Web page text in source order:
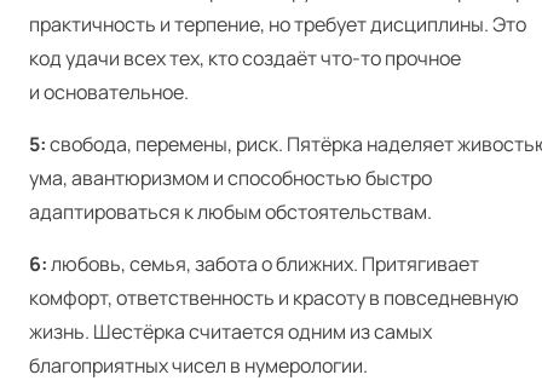
практичность и терпение, но требует дисциплины. Это
код удачи всех тех, кто создаёт что-то прочное
и основательное.
5:свобода, перемены, риск. Пятёрка наделяет
ума, авантюризмом и способностью быстро
адаптироваться к любым обстоятельствам.
6:любовь, семья, забота о ближних. Притягивает
комфорт, ответственность и красоту в повседневную
жизнь. Шестёрка считается одним из самых
благоприятных чисел в нумерологии.